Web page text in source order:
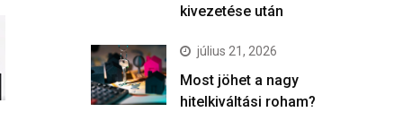
kivezetése után
július 21, 2026
Most jöhet a nagy
hitelkiváltási roham?